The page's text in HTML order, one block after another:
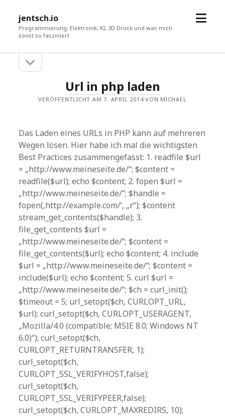
jentsch.io
Programmierung, Elektronik, KI, 3D Druck und was mich
sonst so fasziniert
Menü
Sidebaröffnen
jentsch.io
Beiträge
Url in php laden
VERÖFFENTLICHT AM 7. APRIL 2014 VON MICHAEL
Das Laden eines URLs in PHP kann auf mehreren
Wegen lösen. Hier habe ich mal die wichtigsten
Best Practices zusammengefasst: 1. readfile $url
= „http://www.meineseite.de/“; $content =
readfile($url); echo $content; 2. fopen $url =
„http://www.meineseite.de/“; $handle =
fopen(‚http://example.com/‘, „r“); $content
stream_get_contents($handle); 3.
file_get_contents $url =
„http://www.meineseite.de/“; $content =
file_get_contents($url); echo $content; 4. include
$url = „http://www.meineseite.de/“; $content =
include($url); echo $content; 5. curl $url =
„http://www.meineseite.de/“; $ch = curl_init();
$timeout = 5; url_setopt($ch, CURLOPT_URL,
$url); curl_setopt($ch, CURLOPT_USERAGENT,
„Mozilla/4.0 (compatible; MSIE 8.0; Windows NT
6.0)“); curl_setopt($ch,
CURLOPT_RETURNTRANSFER, 1);
curl_setopt($ch,
CURLOPT_SSL_VERIFYHOST,false);
curl_setopt($ch,
CURLOPT_SSL_VERIFYPEER,false);
curl_setopt($ch, CURLOPT_MAXREDIRS, 10);